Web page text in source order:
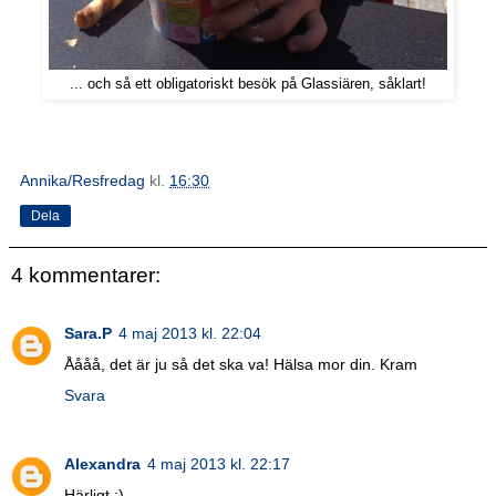
... och så ett obligatoriskt besök på Glassiären, såklart!
Annika/Resfredag kl. 16:30
Dela
4 kommentarer:
Sara.P 4 maj 2013 kl. 22:04
Åååå, det är ju så det ska va! Hälsa mor din. Kram
Svara
Alexandra 4 maj 2013 kl. 22:17